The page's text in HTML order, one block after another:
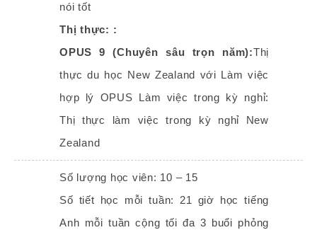
nói tốt
Thị thực: :
OPUS 9 (Chuyên sâu trọn năm):Thị
thực du học New Zealand với Làm việc
hợp lý OPUS Làm việc trong kỳ nghỉ:
Thị thực làm việc trong kỳ nghỉ New
Zealand
Số lượng học viên: 10 – 15
Số tiết học mỗi tuần: 21 giờ học tiếng
Anh mỗi tuần cộng tối đa 3 buổi phỏng